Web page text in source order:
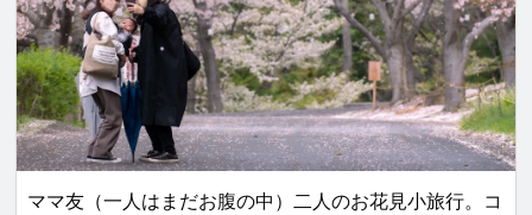
ママ友（一人はまだお腹の中）二人のお花見小旅行。コ